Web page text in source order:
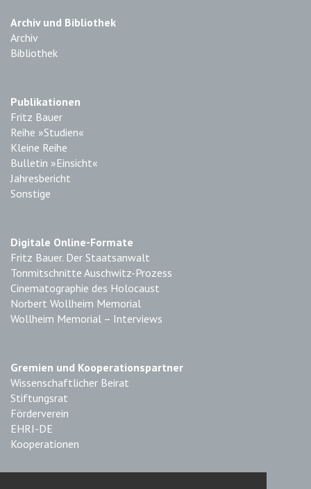
Archiv und Bibliothek
Archiv
Bibliothek
Publikationen
Fritz Bauer
Reihe »Studien«
Kleine Reihe
Bulletin »Einsicht«
Jahresbericht
Sonstige
Digitale Online-Formate
Fritz Bauer. Der Staatsanwalt
Tonmitschnitte Auschwitz-Prozess
Cinematographie des Holocaust
Norbert Wollheim Memorial
Wollheim Memorial – Interviews
Gremien und Kooperationspartner
Wissenschaftlicher Beirat
Stiftungsrat
Förderverein
EHRI-DE
Kooperationen